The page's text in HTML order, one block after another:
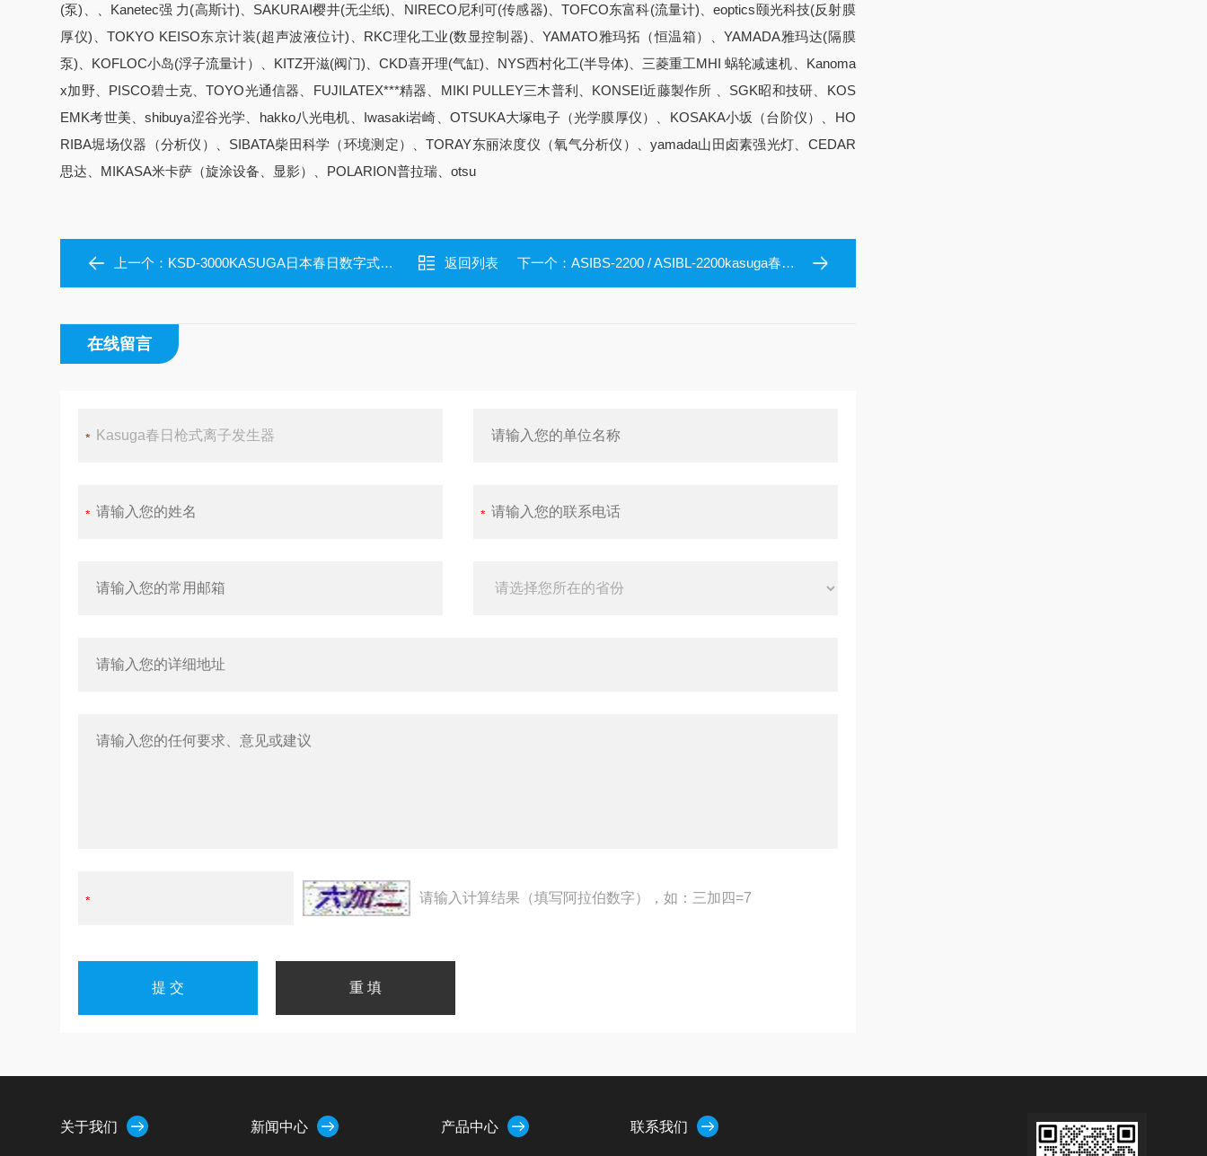
(泵)、、Kanetec强 力(高斯计)、SAKURAI樱井(无尘纸)、NIRECO尼利可(传感器)、TOFCO东富科(流量计)、eoptics颐光科技(反射膜
厚仪)、TOKYO KEISO东京计装(超声波液位计)、RKC理化工业(数显控制器)、YAMATO雅玛拓（恒温箱）、YAMADA雅玛达(隔膜
泵)、KOFLOC小岛(浮子流量计）、KITZ开滋(阀门)、CKD喜开理(气缸)、NYS西村化工(半导体)、三菱重工MHI 蜗轮减速机、Kanoma
x加野、PISCO碧士克、TOYO光通信器、FUJILATEX***精器、MIKI PULLEY三木普利、KONSEI近藤製作所 、SGK昭和技研、KOS
EMK考世美、shibuya涩谷光学、hakko八光电机、Iwasaki岩崎、OTSUKA大塚电子（光学膜厚仪）、KOSAKA小坂（台阶仪）、HO
RIBA堀场仪器（分析仪）、SIBATA柴田科学（环境测定）、TORAY东丽浓度仪（氧气分析仪）、yamada山田卤素强光灯、CEDAR
思达、MIKASA米卡萨（旋涂设备、显影）、POLARION普拉瑞、otsu
上一个： KSD-3000KASUGA日本春日数字式低电位测量装置 返回列表 下一个： ASIBS-2200 / ASIBL-2200kasuga春日电机离子棒
在线留言
请输入计算结果（填写阿拉伯数字），如：三加四=7
关于我们 新闻中心 产品中心 联系我们